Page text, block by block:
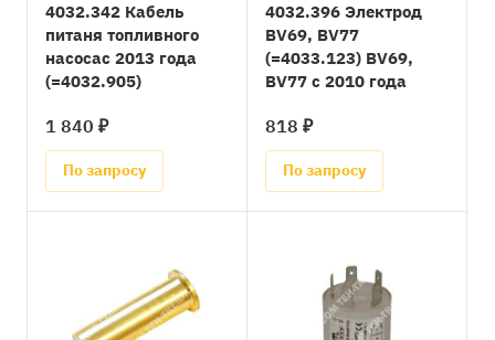
4032.342 Кабель
питаня топливного
насосас 2013 года
(=4032.905)
1 840 ₽
По запросу
4032.396 Электрод
BV69, BV77
(=4033.123) BV69,
BV77 с 2010 года
818 ₽
По запросу